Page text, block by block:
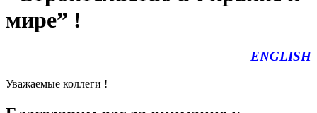
мире” !
ENGLISH
Уважаемые коллеги !